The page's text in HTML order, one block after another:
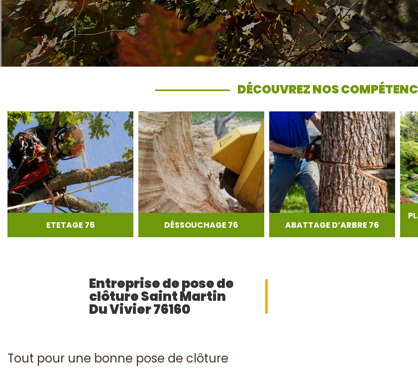
DÉCOUVREZ NOS
ETETAGE 76 DÉSSOUCHAGE 76 ABATTAGE D’ARBRE 76
Entreprise de pose de
clôture Saint Martin
Du Vivier 76160
Tout pour une bonne pose de clôture